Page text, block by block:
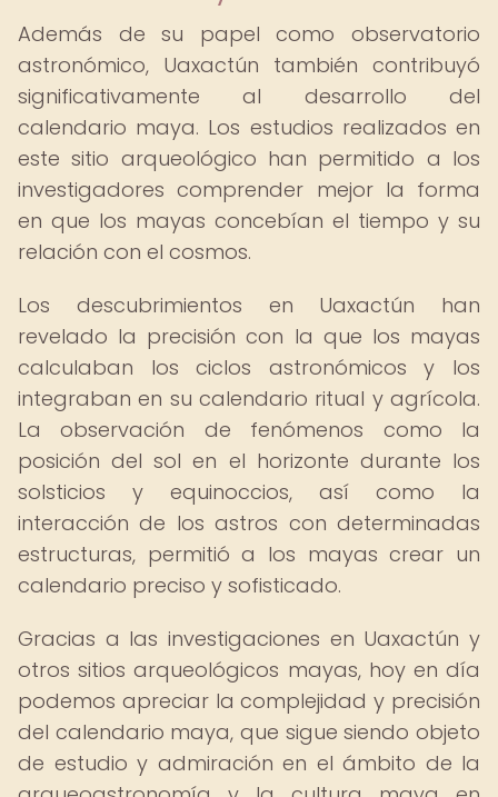
Además de su papel como observatorio
astronómico, Uaxactún también contribuyó
significativamente al desarrollo del
calendario maya. Los estudios realizados en
este sitio arqueológico han permitido a los
investigadores comprender mejor la forma
en que los mayas concebían el tiempo y su
relación con el cosmos.
Los descubrimientos en Uaxactún han
revelado la precisión con la que los mayas
calculaban los ciclos astronómicos y los
integraban en su calendario ritual y agrícola.
La observación de fenómenos como la
posición del sol en el horizonte durante los
solsticios y equinoccios, así como la
interacción de los astros con determinadas
estructuras, permitió a los mayas crear un
calendario preciso y sofisticado.
Gracias a las investigaciones en Uaxactún y
otros sitios arqueológicos mayas, hoy en día
podemos apreciar la complejidad y precisión
del calendario maya, que sigue siendo objeto
de estudio y admiración en el ámbito de la